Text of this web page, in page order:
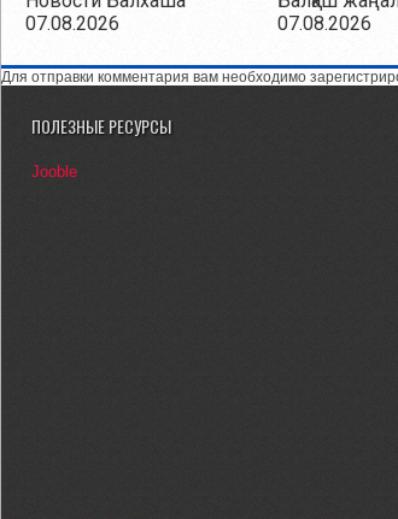
07.08.2026
07.08.2026
Для отправки комментария вам необходимо
ПОЛЕЗНЫЕ РЕСУРСЫ
Jooble